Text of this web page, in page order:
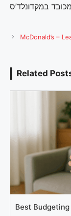
McDonald’s –
Related
Best